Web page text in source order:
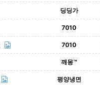
딩딩가
7010
7010
깨몽™
평양냉면